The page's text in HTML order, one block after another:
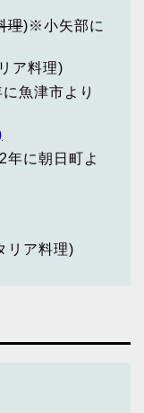
理)※小矢部に
ア料理)
魚津市より
に朝日町よ
リア料理)